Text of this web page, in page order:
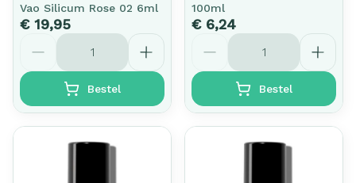
Vao Silicum Rose 02 6ml
€ 19,95
Aantal
Bestel
100ml
€ 6,24
Aantal
Bestel